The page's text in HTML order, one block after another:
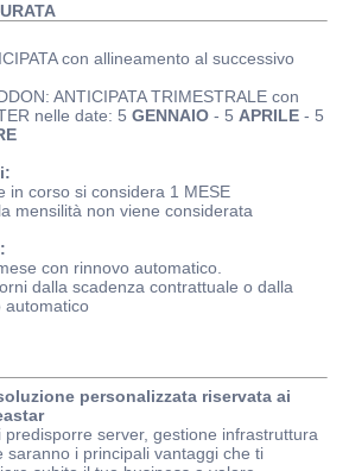
con allineamento al successivo
ANTICIPATA TRIMESTRALE con
nelle date: 5 GENNAIO - 5 APRILE - 5
in corso si considera 1 MESE
mensilità non viene considerata
con rinnovo automatico.
dalla scadenza contrattuale o dalla
automatico
personalizzata riservata ai
predisporre server, gestione infrastruttura
saranno i principali vantaggi che ti